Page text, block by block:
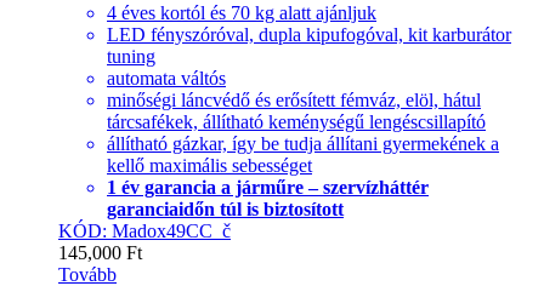
4 éves kortól és 70 kg alatt ajánljuk
LED fényszóróval, dupla kipufogóval, kit karburátor
tuning
automata váltós
minőségi láncvédő és erősített fémváz, elöl, hátul
tárcsafékek, állítható keménységű lengéscsillapító
állítható gázkar, így be tudja állítani gyermekének a
kellő maximális sebességet
1 év garancia a járműre – szervízháttér
garanciaidőn túl is biztosított
KÓD: Madox49CC_č
145,000 Ft
Tovább